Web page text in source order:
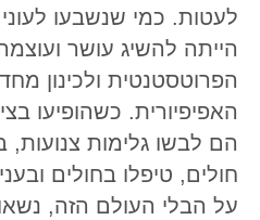
לעטות. כמי שנשבעו
הייתה להשיג עושר
הפרוטסטנטית ולכינון
האפיפיורית. כשהופיעו
הם לבשו גלימות צנועות,
חולים, טיפלו בחולים
על הבלי העולם הזה,